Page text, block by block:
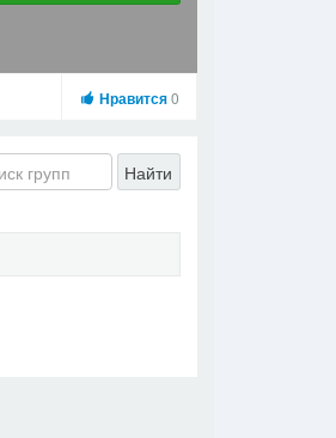
Нравится0
Найти